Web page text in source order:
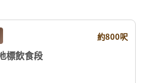
約800呎
標飲食段